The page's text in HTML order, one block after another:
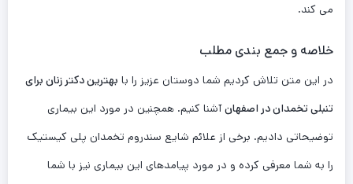
می کند.
خلاصه و جمع بندی مطلب
در این متن تلاش کردیم شما دوستان عزیز را با بهترین دکتر زنان برای
تنبلی تخمدان در اصفهانآشنا کنیم. همچنین در مورد این بیماری
توضیحاتی دادیم. برخی از علائم شایع سندروم تخمدان پلی کیستیک
را به شما معرفی کرده و در مورد پیامدهای این بیماری نیز با شما